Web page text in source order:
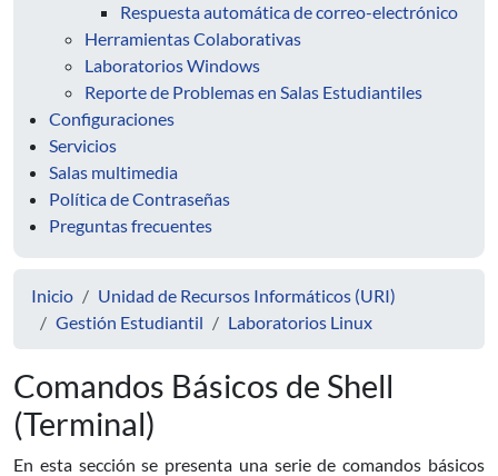
Respuesta automática de correo-electrónico
Herramientas Colaborativas
Laboratorios Windows
Reporte de Problemas en Salas Estudiantiles
Configuraciones
Servicios
Salas multimedia
Política de Contraseñas
Preguntas frecuentes
Inicio
Unidad de Recursos Informáticos (URI)
Gestión Estudiantil
Laboratorios Linux
Comandos Básicos de Shell
(Terminal)
En esta sección se presenta una serie de comandos básicos